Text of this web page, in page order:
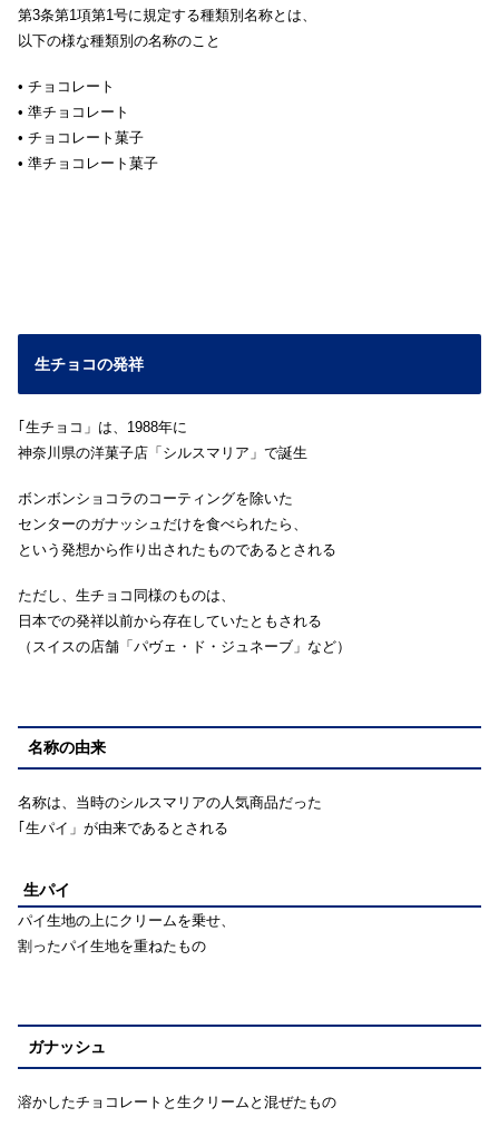
第3条第1項第1号に規定する種類別名称とは、
以下の様な種類別の名称のこと
• チョコレート
• 準チョコレート
• チョコレート菓子
• 準チョコレート菓子
生チョコの発祥
｢生チョコ」は、1988年に
神奈川県の洋菓子店「シルスマリア」で誕生
ボンボンショコラのコーティングを除いた
センターのガナッシュだけを食べられたら、
という発想から作り出されたものであるとされる
ただし、生チョコ同様のものは、
日本での発祥以前から存在していたともされる
（スイスの店舗「パヴェ・ド・ジュネーブ」など）
名称の由来
名称は、当時のシルスマリアの人気商品だった
｢生パイ」が由来であるとされる
生パイ
パイ生地の上にクリームを乗せ、
割ったパイ生地を重ねたもの
ガナッシュ
溶かしたチョコレートと生クリームと混ぜたもの